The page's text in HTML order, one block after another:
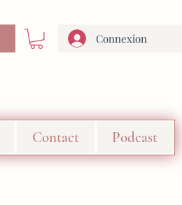
Contact Podcast
Connexion